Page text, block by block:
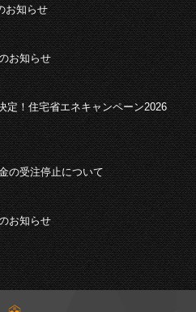
お知らせ
お知らせ
定！住宅省エネキャンペーン2026
の受注停止について
お知らせ